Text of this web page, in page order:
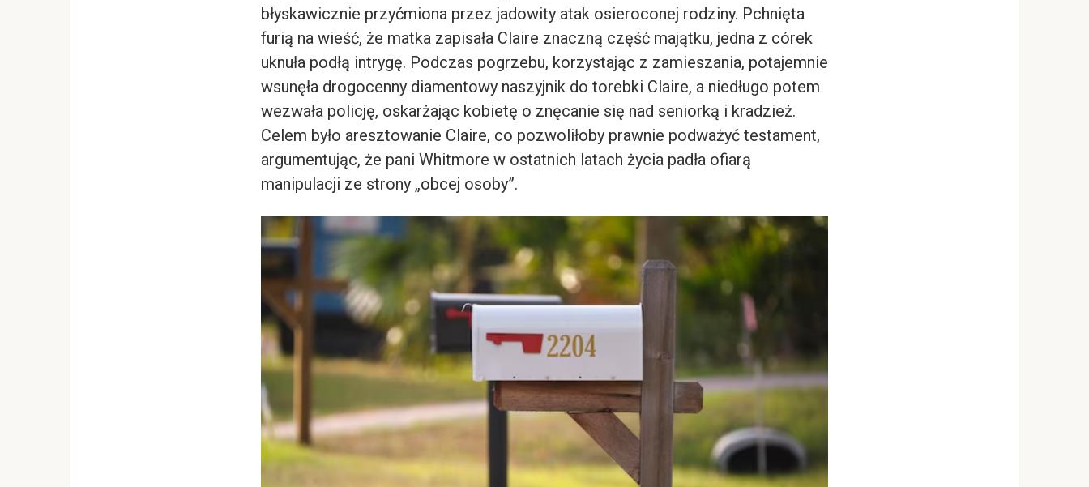
błyskawicznie przyćmiona przez jadowity atak osieroconej rodziny. Pchnięta
furią na wieść, że matka zapisała Claire znaczną część majątku, jedna z córek
uknuła podłą intrygę. Podczas pogrzebu, korzystając z zamieszania, potajemnie
wsunęła drogocenny diamentowy naszyjnik do torebki Claire, a niedługo potem
wezwała policję, oskarżając kobietę o znęcanie się nad seniorką i kradzież.
Celem było aresztowanie Claire, co pozwoliłoby prawnie podważyć testament,
argumentując, że pani Whitmore w ostatnich latach życia padła ofiarą
manipulacji ze strony „obcej osoby”.